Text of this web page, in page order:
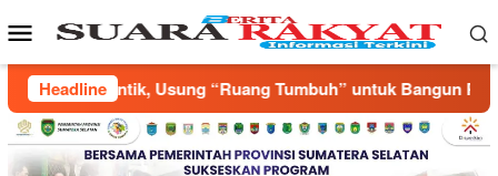
ke
Menu
Mobile
Headline
untuk Bangun Pemuda yang Produktif Annisa,